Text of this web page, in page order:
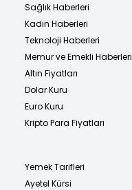
Sağlık Haberleri
Kadın Haberleri
Teknoloji Haberleri
Memur ve Emekli Haberleri
Altın Fiyatları
Dolar Kuru
Euro Kuru
Kripto Para Fiyatları
Yemek Tarifleri
Ayetel Kürsi